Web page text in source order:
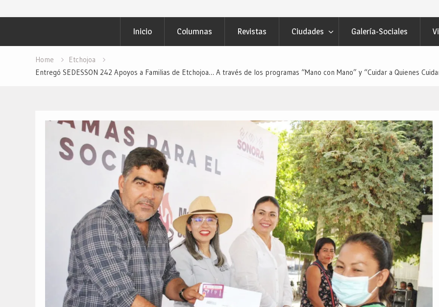
Inicio Columnas Revistas Ciudades Galería-Sociales
Home
Etchojoa
Entregó SEDESSON 242 Apoyos a Familias de Etchojoa… A través de los programas “Mano con Mano” y “Cuidar a Quienes